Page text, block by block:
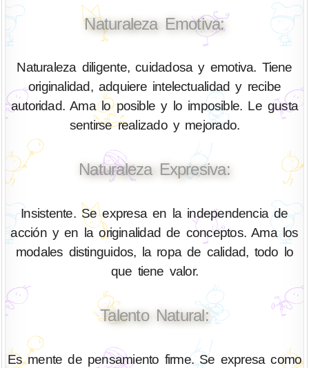
Naturaleza Emotiva:
Naturaleza diligente, cuidadosa y emotiva. Tiene
originalidad, adquiere intelectualidad y recibe
autoridad. Ama lo posible y lo imposible. Le gusta
sentirse realizado y mejorado.
Naturaleza Expresiva:
Insistente. Se expresa en la independencia de
acción y en la originalidad de conceptos. Ama los
modales distinguidos, la ropa de calidad, todo lo
que tiene valor.
Talento Natural:
Es mente de pensamiento firme. Se expresa como